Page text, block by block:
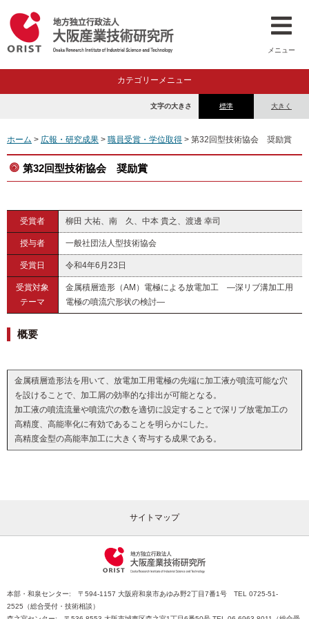
メニュー
カテゴリーメニュー
標準 大きく
文字の大きさ
ホーム > 広報・研究成果 > 職員受賞・学位取得 > 第32回型技術協会 奨励賞
第32回型技術協会 奨励賞
受賞者 柳田 大祐、南 久、中本 貴之、渡邊 幸司
授与者 一般社団法人型技術協会
受賞日 令和4年6月23日
受賞対象
テーマ
金属積層造形（AM）電極による放電加工 ―深リブ溝加工用
電極の噴流穴形状の検討―
概要
金属積層造形法を用いて、放電加工用電極の先端に加工液が噴流可能な穴
を設けることで、加工屑の効率的な排出が可能となる。
加工液の噴流流量や噴流穴の数を適切に設定することで深リブ放電加工の
高精度、高能率化に有効であることを明らかにした。
高精度金型の高能率加工に大きく寄与する成果である。
サイトマップ
本部・和泉センター: 〒594-1157 大阪府和泉市あゆみ野2丁目7番1号 TEL 0725-51-
2525（総合受付・技術相談）